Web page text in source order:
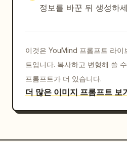
세리프 대문자, 크림색 또는 흰
워터마크, 앱 UI, 소셜 미디어
세요.
정보를 바꾼 뒤 생성하
이것은 YouMind 프롬프트 라이
트입니다. 복사하고 변형해 쓸
프롬프트가 더 있습니다.
더 많은 이미지 프롬프트 보